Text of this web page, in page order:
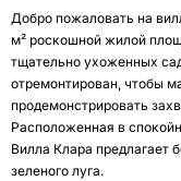
Добро пожаловать на
м² роскошной жилой
тщательно ухоженных
отремонтирован, чтобы
продемонстрировать
Расположенная в
Вилла Клара предлагает
зеленого луга.